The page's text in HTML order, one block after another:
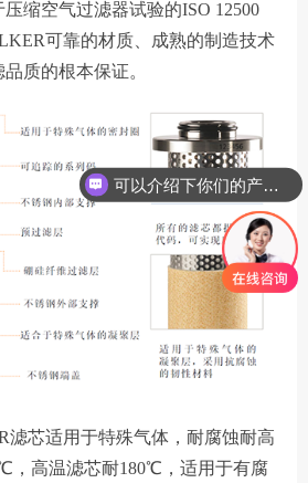
缩空气过滤器试验的ISO 12500
可靠的材质、成熟的制造技术
质的根本保证。
滤芯适用于特殊气体，耐腐蚀耐高
，高温滤芯耐180℃，适用于有腐
可以介绍下你们的产品么
你们是怎么收费的呢